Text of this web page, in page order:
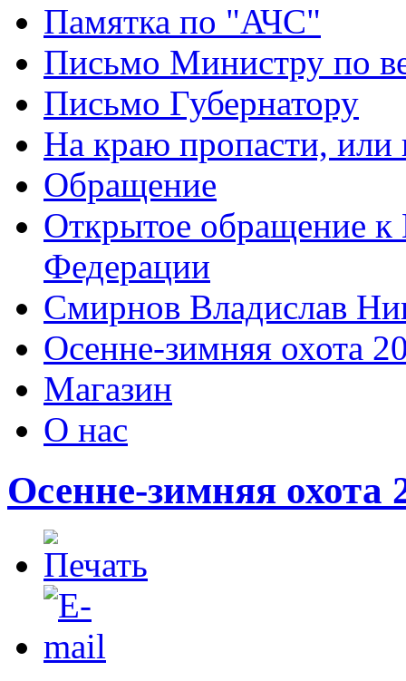
Памятка по "АЧС"
Письмо Министру по
Письмо Губернатору
На краю пропасти, или
Обращение
Открытое обращение к
Федерации
Смирнов Владислав
Осенне-зимняя охота
Магазин
О нас
Осенне-зимняя охота